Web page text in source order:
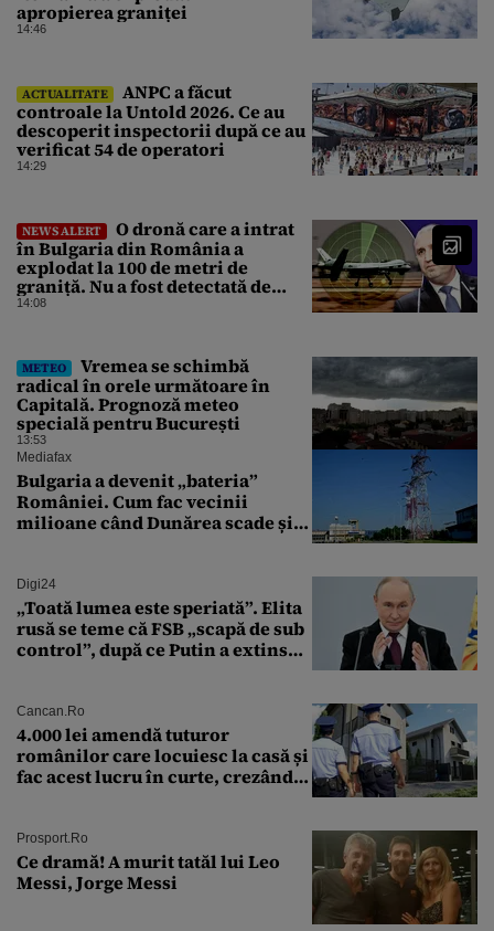
apropierea graniței
14:46
ACTUALITATE
ANPC a făcut
controale la Untold 2026. Ce au
descoperit inspectorii după ce au
verificat 54 de operatori
14:29
NEWS ALERT
O dronă care a intrat
în Bulgaria din România a
explodat la 100 de metri de
graniță. Nu a fost detectată de
radare. Reacția MApN
14:08
METEO
Vremea se schimbă
radical în orele următoare în
Capitală. Prognoză meteo
specială pentru București
13:53
Mediafax
Bulgaria a devenit „bateria”
României. Cum fac vecinii
milioane când Dunărea scade și
Digi24
„Toată lumea este speriată”. Elita
rusă se teme că FSB „scapă de sub
control”, după ce Putin a extins
Cancan.ro
4.000 lei amendă tuturor
românilor care locuiesc la casă și
fac acest lucru în curte, crezând
Prosport.ro
Ce dramă! A murit tatăl lui Leo
Messi, Jorge Messi